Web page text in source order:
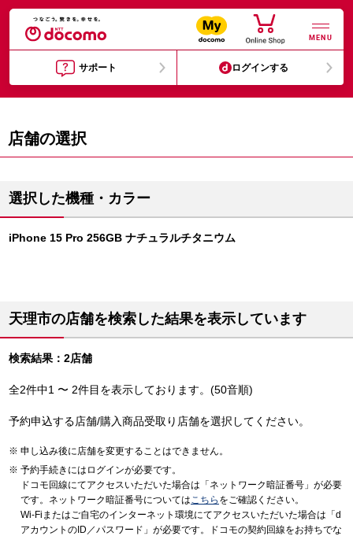
MENU
サポート ログインする
店舗の選択
選択した機種・カラー
iPhone 15 Pro 256GB ナチュラルチタニウム
天理市の店舗を検索した結果を表示しています
検索結果：2店舗
全2件中1 〜 2件目を表示しております。(50音順)
予約申込する店舗/購入商品受取り店舗を選択してください。
申し込み後に店舗を変更することはできません。
予約手続きにはログインが必要です。
ドコモ回線にてアクセスいただいた場合は「ネットワーク暗証番号」が必要
です。ネットワーク暗証番号についてはこちら をご確認ください。
Wi-Fiまたはご自宅のインターネット環境にてアクセスいただいた場合は「d
アカウントのID／パスワード」が必要です。ドコモの契約回線をお持ちでな